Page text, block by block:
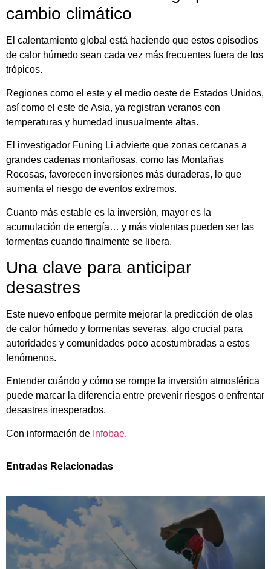
cambio climático
El calentamiento global está haciendo que estos episodios
de calor húmedo sean cada vez más frecuentes fuera de los
trópicos.
Regiones como el este y el medio oeste de Estados Unidos,
así como el este de Asia, ya registran veranos con
temperaturas y humedad inusualmente altas.
El investigador Funing Li advierte que zonas cercanas a
grandes cadenas montañosas, como las Montañas
Rocosas, favorecen inversiones más duraderas, lo que
aumenta el riesgo de eventos extremos.
Cuanto más estable es la inversión, mayor es la
acumulación de energía… y más violentas pueden ser las
tormentas cuando finalmente se libera.
Una clave para anticipar
desastres
Este nuevo enfoque permite mejorar la predicción de olas
de calor húmedo y tormentas severas, algo crucial para
autoridades y comunidades poco acostumbradas a estos
fenómenos.
Entender cuándo y cómo se rompe la inversión atmosférica
puede marcar la diferencia entre prevenir riesgos o enfrentar
desastres inesperados.
Con información de Infobae.
Entradas Relacionadas